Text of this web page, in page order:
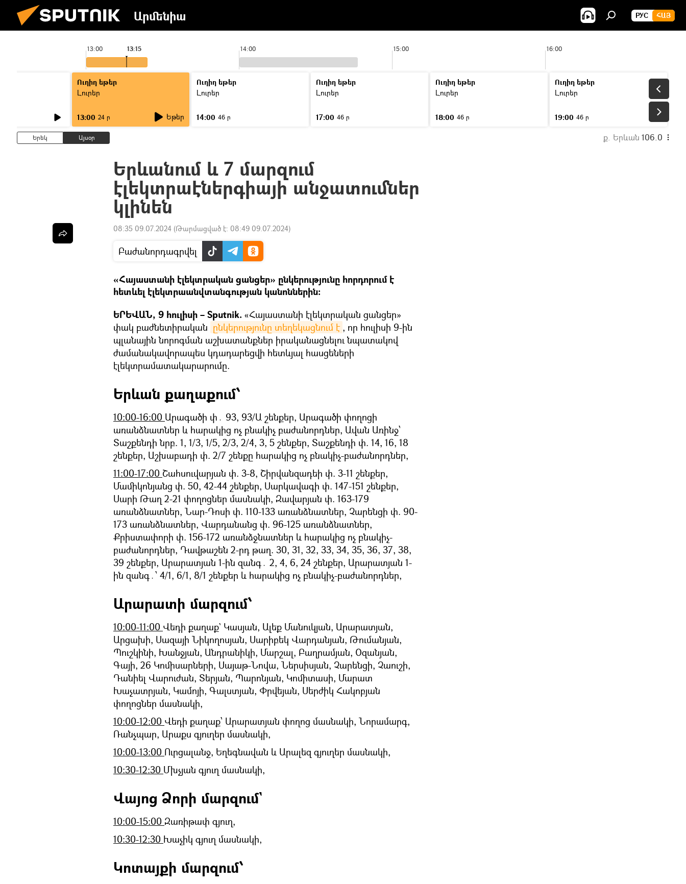
Արմենիա РУС ՀԱՅ
13:00 14:00 15:00 16:00
13:15
Ուղիղ եթեր
Լուրեր
13:00 24 ր Եթեր
Ուղիղ եթեր
Լուրեր
14:00 46 ր
Ուղիղ եթեր
Լուրեր
17:00 46 ր
Ուղիղ եթեր
Լուրեր
18:00 46 ր
Ուղիղ եթեր
Լուրեր
19:00 46 ր
Երեկ Այսօր ք. Երևան 106.0
Երևանում և 7 մարզում
էլեկտրաէներգիայի անջատումներ
կլինեն
08:35 09.07.2024 (Թարմացված է: 08:49 09.07.2024)
Բաժանորդագրվել
«Հայաստանի էլեկտրական ցանցեր» ընկերությունը հորդորում է
հետևել էլեկտրաանվտանգության կանոններին։
ԵՐԵՎԱՆ, 9 հուլիսի – Sputnik. «Հայաստանի էլեկտրական ցանցեր»
փակ բաժնետիրական ընկերությունը տեղեկացնում է , որ հուլիսի 9-ին
պլանային նորոգման աշխատանքներ իրականացնելու նպատակով
ժամանակավորապես կդադարեցվի հետևյալ հասցեների
էլեկտրամատակարարումը.
Երևան քաղաքում՝
10։00-16:00 Արագածի փ․ 93, 93/Ա շենքեր, Արագածի փողոցի
առանձնատներ և հարակից ոչ բնակիչ բաժանորդներ, Ավան Առինջ՝
Տաշքենդի նրբ. 1, 1/3, 1/5, 2/3, 2/4, 3, 5 շենքեր, Տաշքենդի փ. 14, 16, 18
շենքեր, Աշխաբադի փ. 2/7 շենքը հարակից ոչ բնակիչ-բաժանորդներ,
11։00-17:00 Շահսուվարյան փ. 3-8, Շիրվանզադեի փ. 3-11 շենքեր,
Մամիկոնյանց փ. 50, 42-44 շենքեր, Սարկավագի փ. 147-151 շենքեր,
Սարի Թաղ 2-21 փողոցներ մասնակի, Զավարյան փ. 163-179
առանձնատներ, Նար-Դոսի փ. 110-133 առանձնատներ, Չարենցի փ. 90-
173 առանձնատներ, Վարդանանց փ. 96-125 առանձնատներ,
Քրիստափորի փ. 156-172 առանձջնատներ և հարակից ոչ բնակիչ-
բաժանորդներ, Դավթաշեն 2-րդ թաղ. 30, 31, 32, 33, 34, 35, 36, 37, 38,
39 շենքեր, Արարատյան 1-ին զանգ․ 2, 4, 6, 24 շենքեր, Արարատյան 1-
ին զանգ․՝ 4/1, 6/1, 8/1 շենքեր և հարակից ոչ բնակիչ-բաժանորդներ,
Արարատի մարզում՝
10:00-11:00 Վեդի քաղաք` Կասյան, Ալեք Մանուկյան, Արարատյան,
Արցախի, Սազայի Նիկողոսյան, Սարիբեկ Վարդանյան, Թումանյան,
Պուշկինի, Խանջյան, Անդրանիկի, Մարշալ, Բաղրամյան, Օզանյան,
Գայի, 26 Կոմիսարների, Սայաթ-Նովա, Ներսիսյան, Չարենցի, Չաուշի,
Դանիել Վարուժան, Տերյան, Պարոնյան, Կոմիտասի, Մարատ
Խաչատրյան, Կամոյի, Գալստյան, Փրվեյան, Սերժիկ Հակոբյան
փողոցներ մասնակի,
10:00-12:00 Վեդի քաղաք՝ Արարատյան փողոց մասնակի, Նորամարգ,
Ռանչպար, Արաքս գյուղեր մասնակի,
10:00-13:00 Ուրցալանջ, Եղեգնավան և Արալեզ գյուղեր մասնակի,
10:30-12:30 Մխչյան գյուղ մասնակի,
Վայոց Ձորի մարզում`
10:00-15:00 Զառիթափ գյուղ,
10:30-12:30 Խաչիկ գյուղ մասնակի,
Կոտայքի մարզում՝